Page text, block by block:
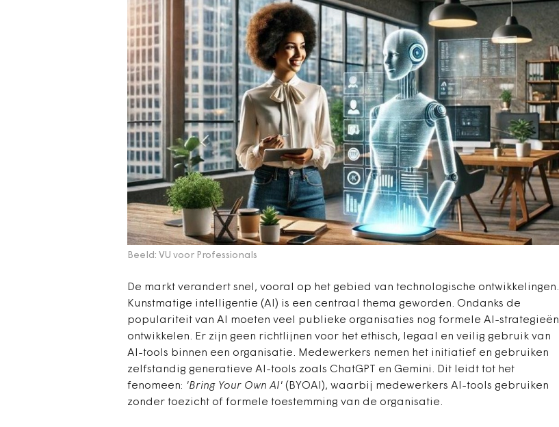
Beeld: VU voor Professionals
De markt verandert snel, vooral op het gebied van technologische ontwikkelingen.
Kunstmatige intelligentie (AI) is een centraal thema geworden. Ondanks de
populariteit van AI moeten veel publieke organisaties nog formele AI-strategieën
ontwikkelen. Er zijn geen richtlijnen voor het ethisch, legaal en veilig gebruik van
AI-tools binnen een organisatie. Medewerkers nemen het initiatief en gebruiken
zelfstandig generatieve AI-tools zoals ChatGPT en Gemini. Dit leidt tot het
fenomeen: 'Bring Your Own AI' (BYOAI), waarbij medewerkers AI-tools gebruiken
zonder toezicht of formele toestemming van de organisatie.